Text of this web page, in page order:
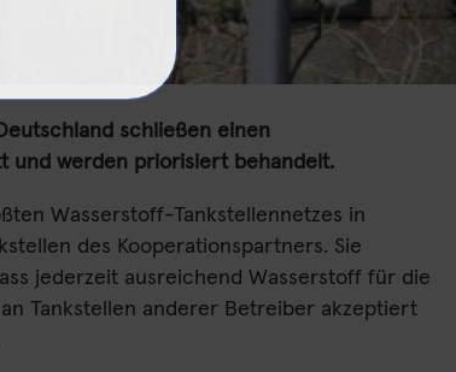
schließen einen
und werden priorisiert behandelt.
Wasserstoff-Tankstellennetzes in
des Kooperationspartners. Sie
jederzeit ausreichend Wasserstoff für die
Tankstellen anderer Betreiber akzeptiert